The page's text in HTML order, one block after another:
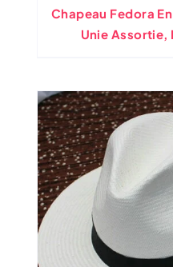
Chapeau Fedora
Unie Assortie,